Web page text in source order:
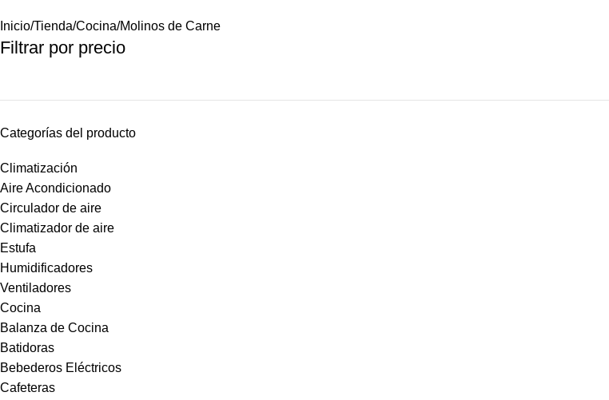
Inicio Tienda Cocina Molinos de Carne
Filtrar por precio
Categorías del producto
Climatización
Aire Acondicionado
Circulador de aire
Climatizador de aire
Estufa
Humidificadores
Ventiladores
Cocina
Balanza de Cocina
Batidoras
Bebederos Eléctricos
Cafeteras